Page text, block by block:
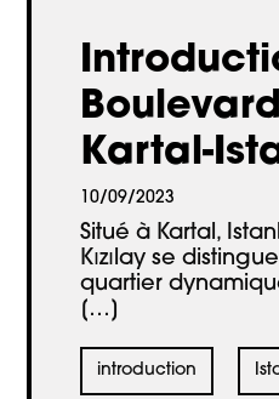
Boulevard
Kartal-
10/09/2023
Situé à Kartal,
Kızılay se
quartier
[…]
introduction